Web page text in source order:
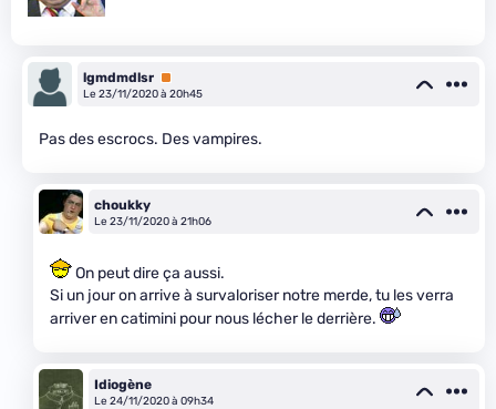
lgmdmdlsr Premium
Le 23/11/2020 à 20h45
Pas des escrocs. Des vampires.
choukky
Le 23/11/2020 à 21h06
On peut dire ça aussi.
Si un jour on arrive à survaloriser notre merde, tu les verra
arriver en catimini pour nous lécher le derrière.
Idiogène
Le 24/11/2020 à 09h34